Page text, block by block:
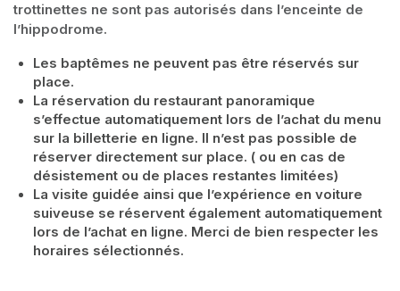
trottinettes ne sont pas autorisés dans l’enceinte de
l’hippodrome.
Les baptêmes ne peuvent pas être réservés sur
place.
La réservation du restaurant panoramique
s’effectue automatiquement lors de l’achat du menu
sur la billetterie en ligne. Il n’est pas possible de
réserver directement sur place. ( ou en cas de
désistement ou de places restantes limitées)
La visite guidée ainsi que l’expérience en voiture
suiveuse se réservent également automatiquement
lors de l’achat en ligne. Merci de bien respecter les
horaires sélectionnés.